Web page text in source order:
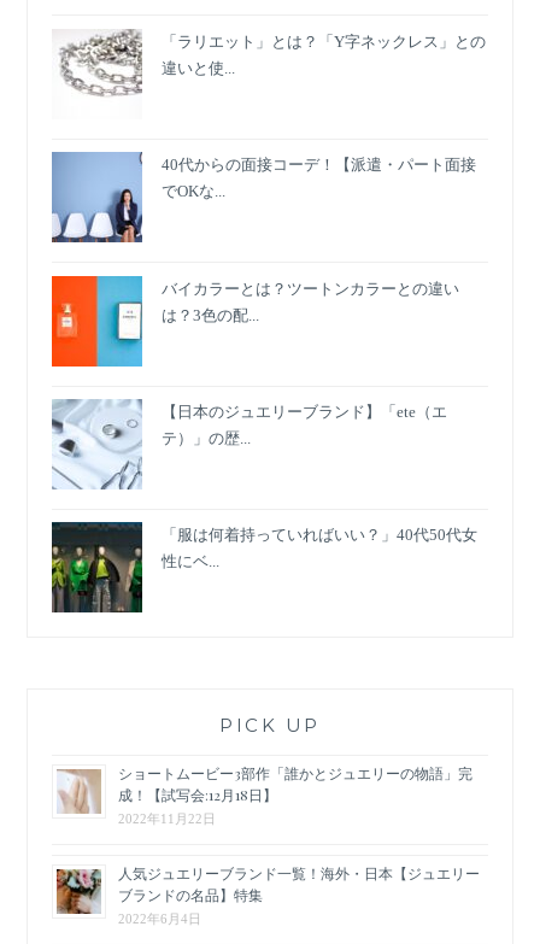
「ラリエット」とは？「Y字ネックレス」との
違いと使...
40代からの面接コーデ！【派遣・パート面接
でOKな...
バイカラーとは？ツートンカラーとの違い
は？3色の配...
【日本のジュエリーブランド】「ete（エ
テ）」の歴...
「服は何着持っていればいい？」40代50代女
性にベ...
PICK UP
ショートムービー3部作「誰かとジュエリーの物語」完
成！【試写会:12月18日】
2022年11月22日
人気ジュエリーブランド一覧！海外・日本【ジュエリー
ブランドの名品】特集
2022年6月4日